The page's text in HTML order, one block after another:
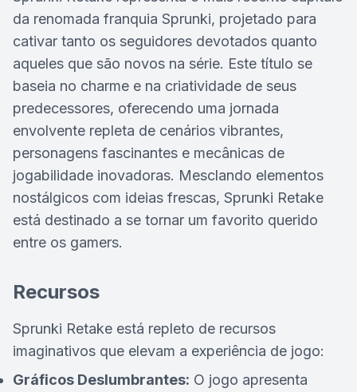
da renomada franquia Sprunki, projetado para
cativar tanto os seguidores devotados quanto
aqueles que são novos na série. Este título se
baseia no charme e na criatividade de seus
predecessores, oferecendo uma jornada
envolvente repleta de cenários vibrantes,
personagens fascinantes e mecânicas de
jogabilidade inovadoras. Mesclando elementos
nostálgicos com ideias frescas, Sprunki Retake
está destinado a se tornar um favorito querido
entre os gamers.
Recursos
Sprunki Retake está repleto de recursos
imaginativos que elevam a experiência de jogo:
Gráficos Deslumbrantes: O jogo apresenta